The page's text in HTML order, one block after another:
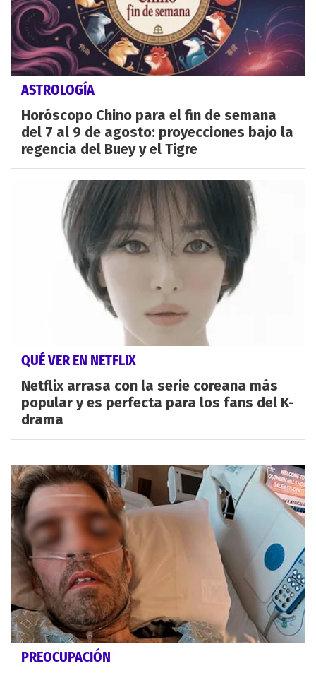
ASTROLOGÍA
Horóscopo Chino para el fin de semana
del 7 al 9 de agosto: proyecciones bajo la
regencia del Buey y el Tigre
QUÉ VER EN NETFLIX
Netflix arrasa con la serie coreana más
popular y es perfecta para los fans del K-
drama
PREOCUPACIÓN